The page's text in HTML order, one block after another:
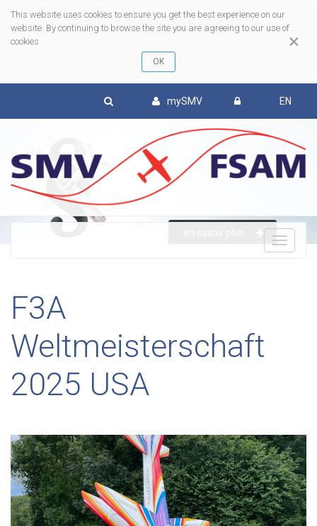
×
This website uses cookies to ensure you get the best experience on our
website. By continuing to browse the site you are agreeing to our use of
cookies
mySMV EN
F3A
Weltmeisterschaft
2025 USA